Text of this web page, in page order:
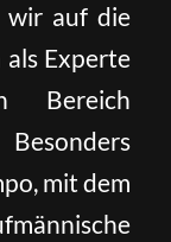
wir auf die
Experte
Bereich
mit dem